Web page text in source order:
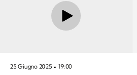
25 Giugno 2025 19:00